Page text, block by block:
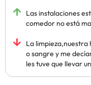
Las instalaciones
comedor no está
La
o sangre y me
les tuve que llevar